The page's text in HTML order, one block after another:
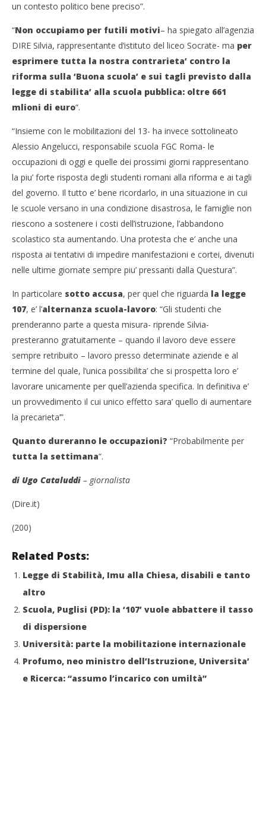
NOW VIEWING
107 e legge di Stabilità, ecco i primi licei occupati di
17/11/2015
letizia
un contesto politico bene preciso”.
“Non occupiamo per futili motivi– ha spiegato all’agenzia
DIRE Silvia, rappresentante d’istituto del liceo Socrate- ma per
esprimere tutta la nostra contrarieta’ contro la
riforma sulla ‘Buona scuola’ e sui tagli previsto dalla
legge di stabilita’ alla scuola pubblica: oltre 661
mlioni di euro“.
“Insieme con le mobilitazioni del 13- ha invece sottolineato
Alessio Angelucci, responsabile scuola FGC Roma- le
occupazioni di oggi e quelle dei prossimi giorni rappresentano
la piu’ forte risposta degli studenti romani alla riforma e ai tagli
del governo. Il tutto e’ bene ricordarlo, in una situazione in cui
le scuole versano in una condizione disastrosa, le famiglie non
riescono a sostenere i costi dell’istruzione, l’abbandono
scolastico sta aumentando. Una protesta che e’ anche una
risposta ai tentativi di impedire manifestazioni e cortei, divenuti
nelle ultime giornate sempre piu’ pressanti dalla Questura”.
In particolare sotto accusa, per quel che riguarda la legge
107, e’ l’alternanza scuola-lavoro: “Gli studenti che
prenderanno parte a questa misura- riprende Silvia-
presteranno gratuitamente – quando il lavoro deve essere
sempre retribuito – lavoro presso determinate aziende e al
termine del quale, l’unica possibilita’ che si prospetta loro e’
lavorare unicamente per quell’azienda specifica. In definitiva e’
un provvedimento il cui unico effetto sara’ quello di aumentare
la precarieta’”.
Quanto dureranno le occupazioni? “Probabilmente per
tutta la settimana“.
di Ugo Cataluddi – giornalista
(Dire.it)
(200)
Related Posts:
Legge di Stabilità, Imu alla Chiesa, disabili e tanto
altro
Scuola, Puglisi (PD): la ‘107’ vuole abbattere il tasso
di dispersione
Università: parte la mobilitazione internazionale
Profumo, neo ministro dell’Istruzione, Universita’
e Ricerca: “assumo l’incarico con umiltà”